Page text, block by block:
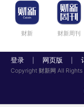
财新 财新周刊
登录 网页版
Copyright 财新网 All